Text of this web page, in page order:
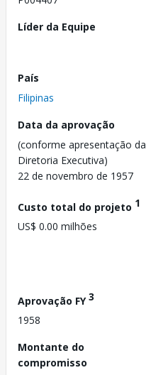
Líder da Equipe
País
Filipinas
Data da aprovação
(conforme apresentação da
Diretoria Executiva)
22 de novembro de 1957
Custo total do projeto 1
US$ 0.00 milhões
Aprovação FY3
1958
Montante do
compromisso